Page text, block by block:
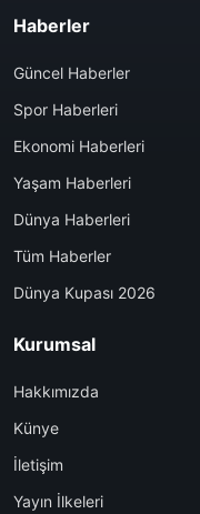
Haberler
Güncel Haberler
Spor Haberleri
Ekonomi Haberleri
Yaşam Haberleri
Dünya Haberleri
Tüm Haberler
Dünya Kupası 2026
Kurumsal
Hakkımızda
Künye
İletişim
Yayın İlkeleri